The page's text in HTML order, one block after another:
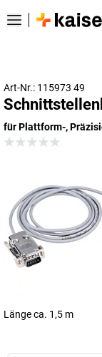
Art-Nr.: 115973 49
für Plattform-,
Länge ca. 1,5 m